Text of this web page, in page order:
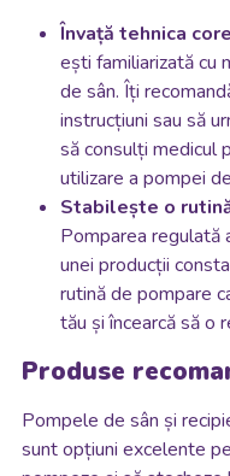
Învață tehnica
ești familiarizată cu
de sân. Îți
instrucțiuni sau să
să consulți medicul
utilizare a pompei
Stabilește o
Pomparea regulată
unei producții
rutină de pompare
tău și încearcă să o
Produse
Pompele de sân și
sunt opțiuni excelente